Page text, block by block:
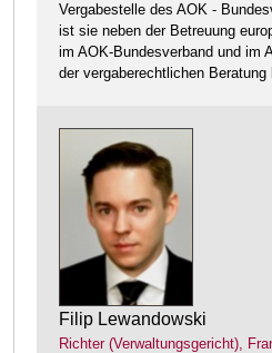
Vergabestelle des AOK -
ist sie neben der Betreuung
im AOK-Bundesverband und im
der vergaberechtlichen Beratung
Filip Lewandowski
Richter (Verwaltungsgericht),